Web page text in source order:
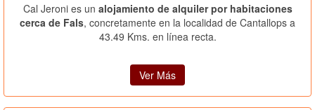
Cal Jeroni es un alojamiento de alquiler por habitaciones
cerca de Fals, concretamente en la localidad de Cantallops a
43.49 Kms. en línea recta.
Ver Más